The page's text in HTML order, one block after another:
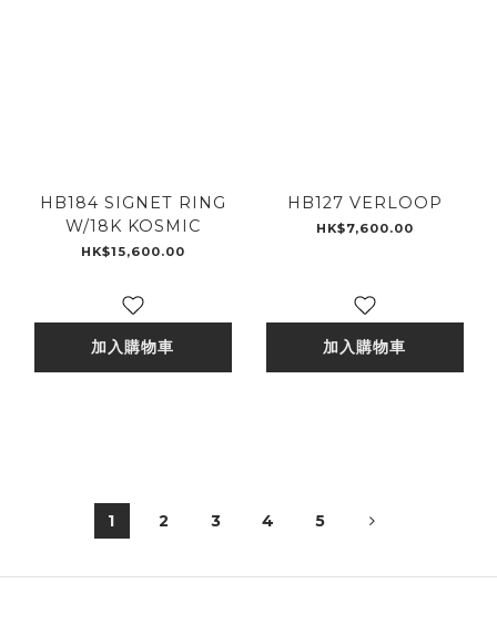
HB184 SIGNET RING
W/18K KOSMIC
HK$15,600.00
加入購物車
HB127 VERLOOP
HK$7,600.00
加入購物車
1 2 3 4 5